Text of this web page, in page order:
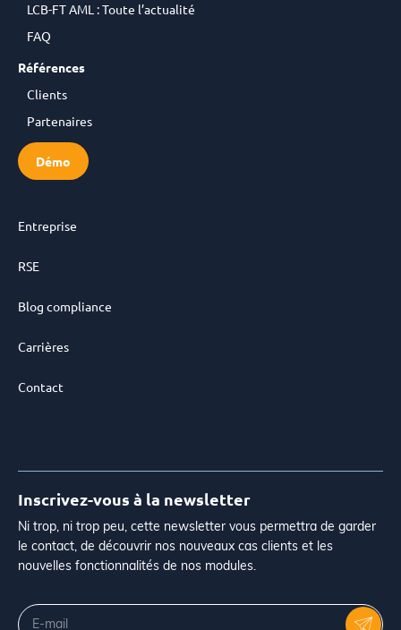
LCB-FT AML : Toute l’actualité
FAQ
Références
Clients
Partenaires
Démo
Entreprise
RSE
Blog compliance
Carrières
Contact
Inscrivez-vous à la newsletter
Ni trop, ni trop peu, cette newsletter vous permettra de garder
le contact, de découvrir nos nouveaux cas clients et les
nouvelles fonctionnalités de nos modules.